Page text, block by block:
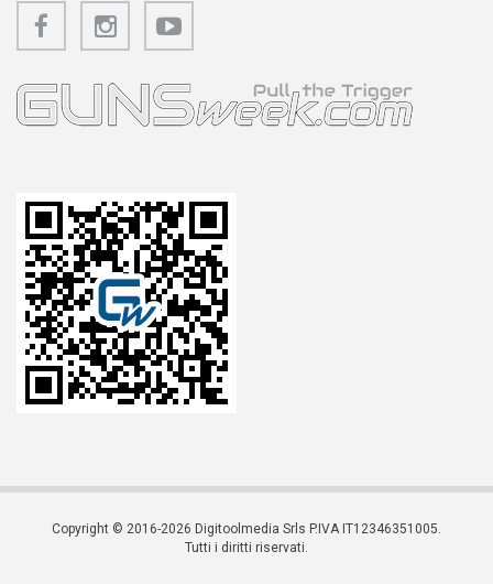
Copyright © 2016-2026 Digitoolmedia Srls P.IVA IT12346351005.
Tutti i diritti riservati.